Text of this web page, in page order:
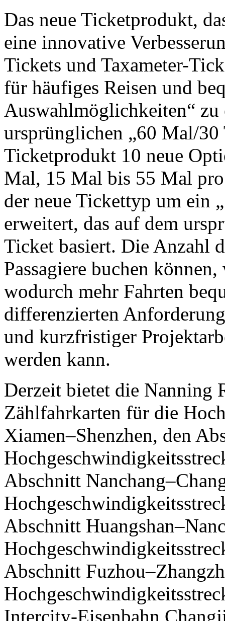
Das neue Ticketprodukt,
eine innovative
Tickets und Taxameter-
für häufiges Reisen und
Auswahlmöglichkeiten“
ursprünglichen „60 Mal/30
Ticketprodukt 10 neue
Mal, 15 Mal bis 55 Mal
der neue Tickettyp um ein
erweitert, das auf dem
Ticket basiert. Die Anzahl
Passagiere buchen
wodurch mehr Fahrten
differenzierten
und kurzfristiger
werden kann.
Derzeit bietet die Nanning
Zählfahrkarten für die
Xiamen–Shenzhen, den
Abschnitt
Abschnitt
Abschnitt
Intercity-Eisenbahn